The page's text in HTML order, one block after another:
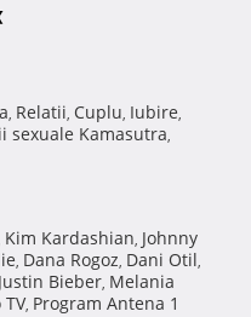
, Relatii, Cuplu, Iubire,
sexuale Kamasutra,
Kim Kardashian, Johnny
, Dana Rogoz, Dani Otil,
Justin Bieber, Melania
, Program Antena 1